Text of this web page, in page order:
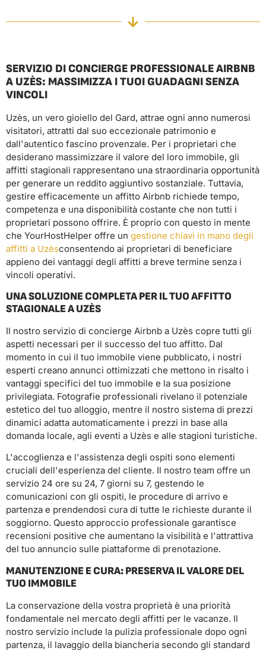
SERVIZIO DI CONCIERGE PROFESSIONALE AIRBNB
A UZÈS: MASSIMIZZA I TUOI GUADAGNI SENZA
VINCOLI
Uzès, un vero gioiello del Gard, attrae ogni anno numerosi
visitatori, attratti dal suo eccezionale patrimonio e
dall'autentico fascino provenzale. Per i proprietari che
desiderano massimizzare il valore del loro immobile, gli
affitti stagionali rappresentano una straordinaria opportunità
per generare un reddito aggiuntivo sostanziale. Tuttavia,
gestire efficacemente un affitto Airbnb richiede tempo,
competenza e una disponibilità costante che non tutti i
proprietari possono offrire. È proprio con questo in mente
che YourHostHelper offre un gestione chiavi in ​​mano degli
affitti a Uzèsconsentendo ai proprietari di beneficiare
appieno dei vantaggi degli affitti a breve termine senza i
vincoli operativi.
UNA SOLUZIONE COMPLETA PER IL TUO AFFITTO
STAGIONALE A UZÈS
Il nostro servizio di concierge Airbnb a Uzès copre tutti gli
aspetti necessari per il successo del tuo affitto. Dal
momento in cui il tuo immobile viene pubblicato, i nostri
esperti creano annunci ottimizzati che mettono in risalto i
vantaggi specifici del tuo immobile e la sua posizione
privilegiata. Fotografie professionali rivelano il potenziale
estetico del tuo alloggio, mentre il nostro sistema di prezzi
dinamici adatta automaticamente i prezzi in base alla
domanda locale, agli eventi a Uzès e alle stagioni turistiche.
L'accoglienza e l'assistenza degli ospiti sono elementi
cruciali dell'esperienza del cliente. Il nostro team offre un
servizio 24 ore su 24, 7 giorni su 7, gestendo le
comunicazioni con gli ospiti, le procedure di arrivo e
partenza e prendendosi cura di tutte le richieste durante il
soggiorno. Questo approccio professionale garantisce
recensioni positive che aumentano la visibilità e l'attrattiva
del tuo annuncio sulle piattaforme di prenotazione.
MANUTENZIONE E CURA: PRESERVA IL VALORE DEL
TUO IMMOBILE
La conservazione della vostra proprietà è una priorità
fondamentale nel mercato degli affitti per le vacanze. Il
nostro servizio include la pulizia professionale dopo ogni
partenza, il lavaggio della biancheria secondo gli standard